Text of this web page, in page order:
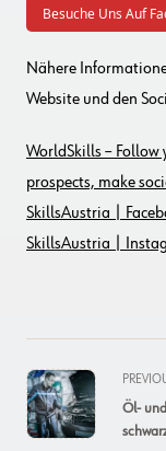
Besuche Uns Auf
Nähere
Website und den
WorldSkills – Follow
prospects, make
SkillsAustria |
SkillsAustria |
<span
class="nav-
subtitle
Öl-